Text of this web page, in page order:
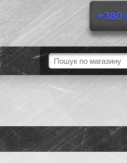
+380